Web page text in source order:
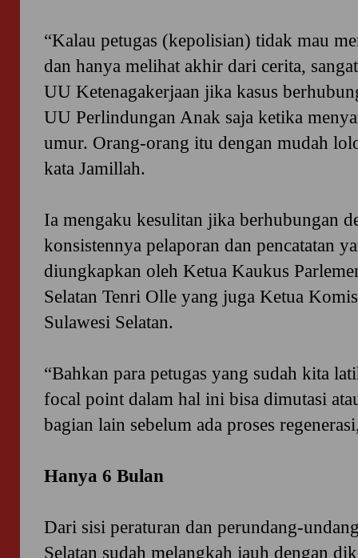
“Kalau petugas (kepolisian) tidak mau
dan hanya melihat akhir dari cerita,
UU Ketenagakerjaan jika kasus
UU Perlindungan Anak saja ketika
umur. Orang-orang itu dengan mudah
kata Jamillah.
Ia mengaku kesulitan jika berhubungan
konsistennya pelaporan dan pencatatan
diungkapkan oleh Ketua Kaukus
Selatan Tenri Olle yang juga Ketua
Sulawesi Selatan.
“Bahkan para petugas yang sudah kita
focal point dalam hal ini bisa dimutasi
bagian lain sebelum ada proses
Hanya 6 Bulan
Dari sisi peraturan dan perundang-
Selatan sudah melangkah jauh dengan